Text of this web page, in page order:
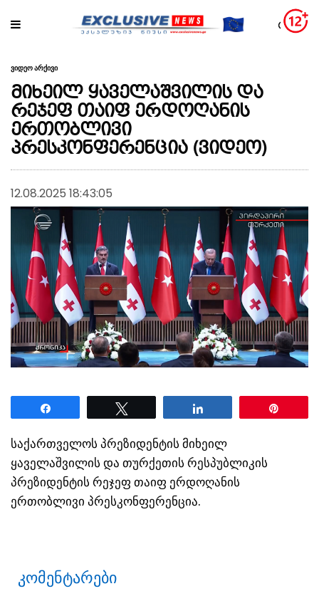
ვიდეო არქივი
მიხეილ ყაველაშვილის და
რეჯეფ თაიფ ერდოღანის
ერთობლივი
პრესკონფერენცია (ვიდეო)
12.08.2025 18:43:05
საქართველოს პრეზიდენტის მიხეილ
ყაველაშვილის და თურქეთის რესპუბლიკის
პრეზიდენტის რეჯეფ თაიფ ერდოღანის
ერთობლივი პრესკონფერენცია.
კომენტარები